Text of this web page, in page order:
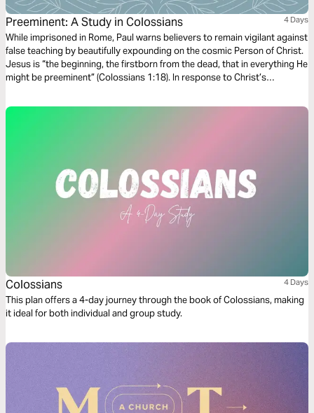
Preeminent: A Study in Colossians 4 Days
While imprisoned in Rome, Paul warns believers to remain vigilant against
false teaching by beautifully expounding on the cosmic Person of Christ.
Jesus is “the beginning, the firstborn from the dead, that in everything He
might be preeminent” (Colossians 1:18). In response to Christ’s
above where Christ is…and not on the things that are on earth”
Colossians 4 Days
This plan offers a 4-day journey through the book of Colossians, making
it ideal for both individual and group study.